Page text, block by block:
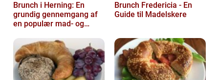
Brunch i Herning: En
grundig gennemgang af
en populær mad- og
Brunch Fredericia - En
Guide til Madelskere